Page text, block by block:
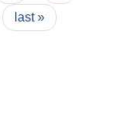
last »